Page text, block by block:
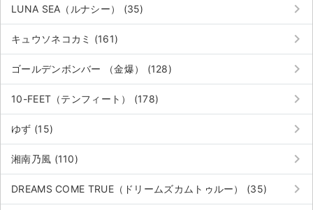
サイト情報
チケットジャム運営会社
チケットジャム利用規約
プライバシーポリシー
特定商取引法に基づく表記
LUNA SEA（ルナシー） (35) keyboard_arrow_right
キュウソネコカミ (161) keyboard_arrow_right
ゴールデンボンバー （金爆） (128) keyboard_arrow_right
10-FEET（テンフィート） (178) keyboard_arrow_right
ゆず (15) keyboard_arrow_right
湘南乃風 (110) keyboard_arrow_right
DREAMS COME TRUE（ドリームズカムトゥルー） (35) keyboard_arrow_right